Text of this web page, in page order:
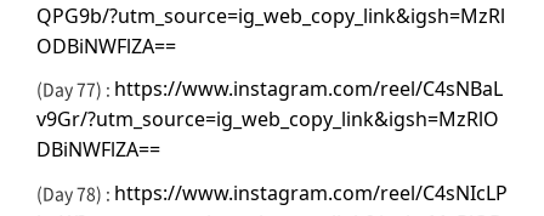
QPG9b/?utm_source=ig_web_copy_link&igsh=MzRl
ODBiNWFlZA==
(Day 77) : https://www.instagram.com/reel/C4sNBaL
v9Gr/?utm_source=ig_web_copy_link&igsh=MzRlO
DBiNWFlZA==
(Day 78) : https://www.instagram.com/reel/C4sNIcLP